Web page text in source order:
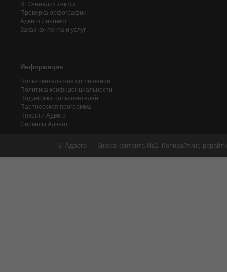
SEO-анализ текста
Проверка орфографии
Адвего Лингвист
Заказ контента и услуг
Информация
Пользовательское соглашение
Политика конфиденциальности
Поддержка пользователей
Партнерская программа
Новости Адвего
Сервисы Адвего
© Адвего — биржа контента №1. Копирайтинг,